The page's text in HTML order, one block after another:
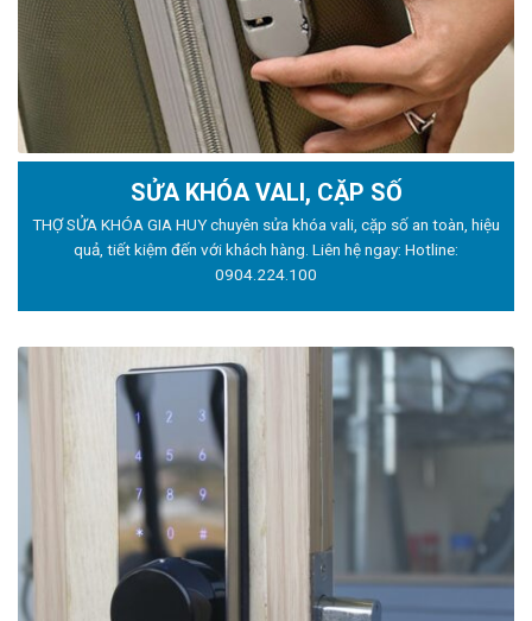
SỬA KHÓA VALI, CẶP SỐ
THỢ SỬA KHÓA GIA HUY chuyên sửa khóa vali, cặp số an toàn, hiệu
quả, tiết kiệm đến với khách hàng. Liên hệ ngay: Hotline:
0904.224.100